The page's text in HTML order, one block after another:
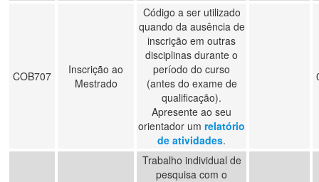
COB707
Inscrição ao
Mestrado
Código a ser utilizado
quando da ausência de
inscrição em outras
disciplinas durante o
período do curso
(antes do exame de
qualificação).
Apresente ao seu
orientador um relatório
de atividades.
Trabalho individual de
pesquisa com o